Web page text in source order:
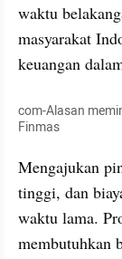
waktu
masyarakat
keuangan
com-Alasan
Finmas
Mengajukan
tinggi, dan
waktu lama.
membutuhkan